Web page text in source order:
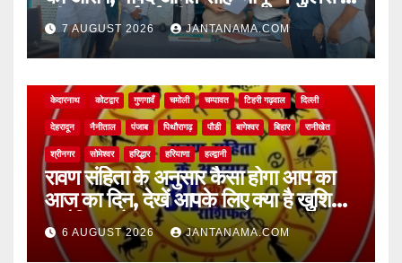
की सख्त कार्रवाई की मांग
7 AUGUST 2026 JANTANAMA.COM
केदारनाथ कोटद्वार गुणगावँ चमोली चम्पावत टिहरी गढ़वाल दिल्ली
देहरादून नैनीताल पंजाब पिथौरागढ़ पौडी बागेश्वर बिहार रानीखेत
श्रीनगर सोमेश्वर हरिद्धार हरियाणा हल्द्वानी
रावण संहिता के अनुसार कैसा होगा आप का
आज का दिन, देखें आपके लिए क्या है खुशियां,
चुनौतियां और नए अवसर
6 AUGUST 2026 JANTANAMA.COM